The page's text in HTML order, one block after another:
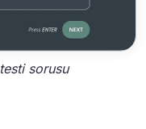
sorusu